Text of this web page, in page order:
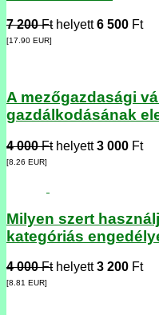
7 200 Fthelyett6 500 Ft
[17.90 EUR]
A mezőgazdasági
gazdálkodásának
4 000 Fthelyett3 000 Ft
[8.26 EUR]
Milyen szert
kategóriás
4 000 Fthelyett3 200 Ft
[8.81 EUR]